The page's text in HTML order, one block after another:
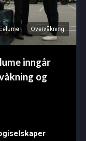
Eelume Overvåkning
inngår
og